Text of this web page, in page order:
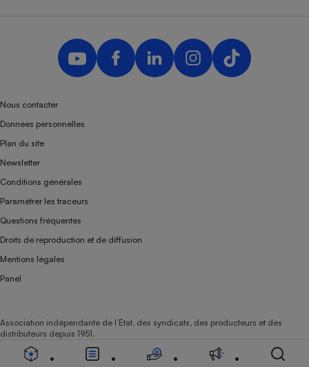
Nous contacter
Données personnelles
Plan du site
Newsletter
Conditions générales
Paramétrer les traceurs
Questions fréquentes
Droits de reproduction et de diffusion
Mentions légales
Panel
Association indépendante de l’État, des syndicats, des producteurs et des
distributeurs depuis 1951.